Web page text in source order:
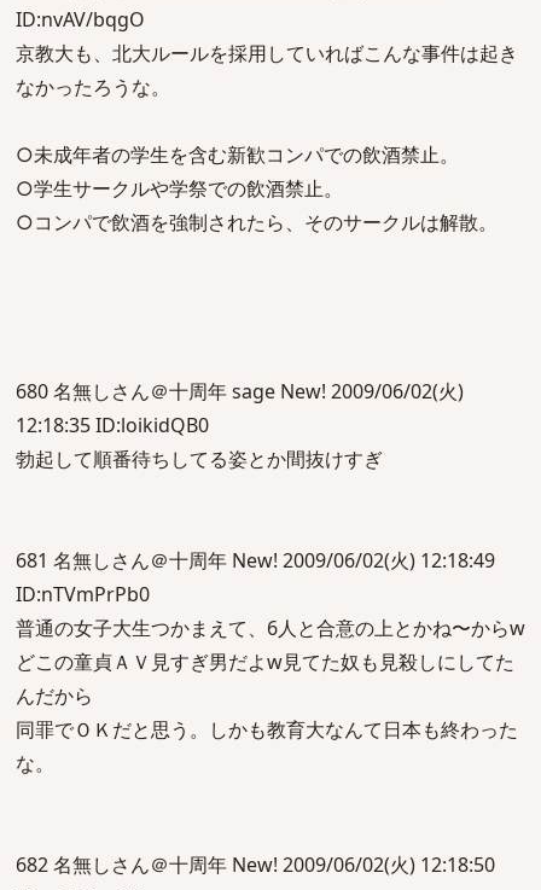
ID:nvAV/bqgO
京教大も、北大ルールを採用していればこんな事件は起き
なかったろうな。
○未成年者の学生を含む新歓コンパでの飲酒禁止。
○学生サークルや学祭での飲酒禁止。
○コンパで飲酒を強制されたら、そのサークルは解散。
680 名無しさん＠十周年 sage New! 2009/06/02(火)
12:18:35 ID:loikidQB0
勃起して順番待ちしてる姿とか間抜けすぎ
681 名無しさん＠十周年 New! 2009/06/02(火) 12:18:49
ID:nTVmPrPb0
普通の女子大生つかまえて、6人と合意の上とかね〜からw
どこの童貞ＡＶ見すぎ男だよw見てた奴も見殺しにしてた
んだから
同罪でＯＫだと思う。しかも教育大なんて日本も終わった
な。
682 名無しさん＠十周年 New! 2009/06/02(火) 12:18:50